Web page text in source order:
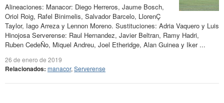
Alineaciones: Manacor: Diego Herreros, Jaume Bosch,
Oriol Roig, Rafel Binimelis, Salvador Barcelo, LlorenÇ
Taylor, Iago Arreza y Lennon Moreno. Sustituciones: Adria Vaquero y Luis
Hinojosa Serverense: Raul Hernandez, Javier Beltran, Ramy Hadri,
Ruben CedeÑo, Miquel Andreu, Joel Etheridge, Alan Guinea y Iker ...
26 de enero de 2019
Relacionados: manacor, Serverense